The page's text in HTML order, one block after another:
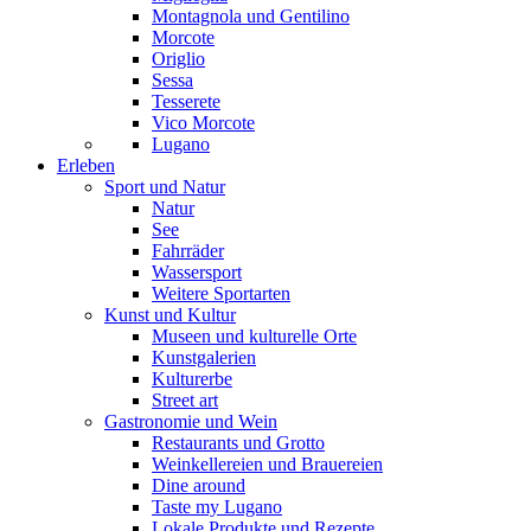
Montagnola und Gentilino
Morcote
Origlio
Sessa
Tesserete
Vico Morcote
Lugano
Erleben
Sport und Natur
Natur
See
Fahrräder
Wassersport
Weitere Sportarten
Kunst und Kultur
Museen und kulturelle Orte
Kunstgalerien
Kulturerbe
Street art
Gastronomie und Wein
Restaurants und Grotto
Weinkellereien und Brauereien
Dine around
Taste my Lugano